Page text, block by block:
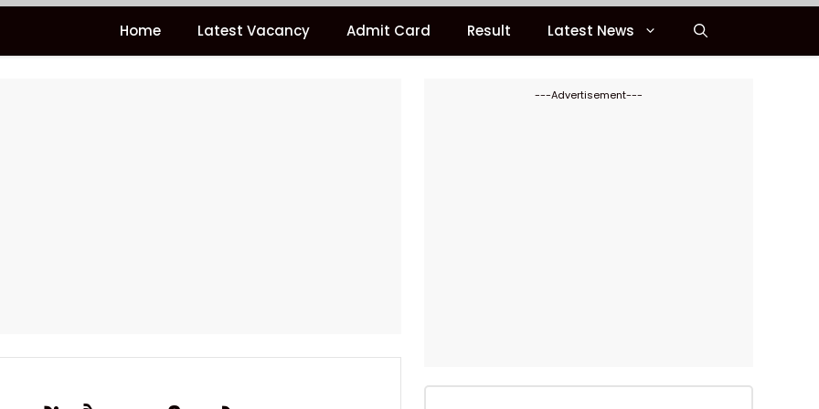
Home Latest Vacancy Admit Card Result Latest News
---Advertisement---